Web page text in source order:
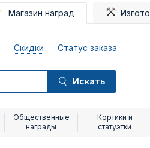
Магазин наград
Скидки Статус заказа
Искать
Общественные
награды
Кортики и
статуэтки